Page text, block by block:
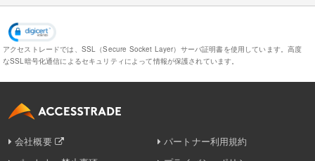
アクセストレードでは、SSL（Secure Socket Layer）サーバ証明書を使用しています。高度
なSSL暗号化通信によるセキュリティによって情報が保護されています。
会社概要
パートナー利用規約